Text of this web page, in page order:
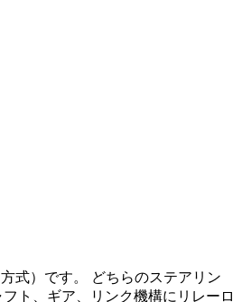
式）です。 どちらのステアリン
ト、ギア、リンク機構にリレーロ